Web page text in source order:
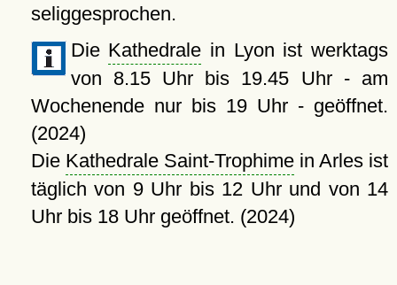
seliggesprochen.
Die Kathedrale in Lyon ist werktags
von 8.15 Uhr bis 19.45 Uhr - am
Wochenende nur bis 19 Uhr - geöffnet.
(2024)
Die Kathedrale Saint-Trophimein Arles ist
täglich von 9 Uhr bis 12 Uhr und von 14
Uhr bis 18 Uhr geöffnet. (2024)